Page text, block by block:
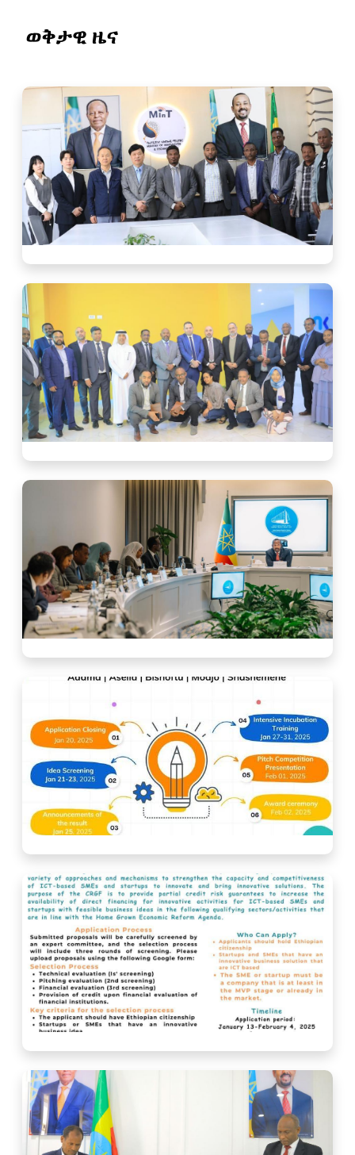
ወቅታዊ ዜና